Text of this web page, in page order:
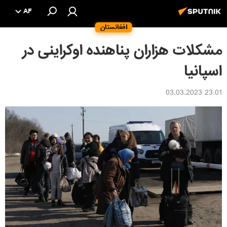
افغانستان
AF
مشکلات هزاران پناهنده اوکراینی در
اسپانیا
23:01 03.03.2023